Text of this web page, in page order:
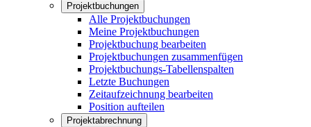
Projektbuchungen
Alle Projektbuchungen
Meine Projektbuchungen
Projektbuchung bearbeiten
Projektbuchungen zusammenfügen
Projektbuchungs-Tabellenspalten
Letzte Buchungen
Zeitaufzeichnung bearbeiten
Position aufteilen
Projektabrechnung